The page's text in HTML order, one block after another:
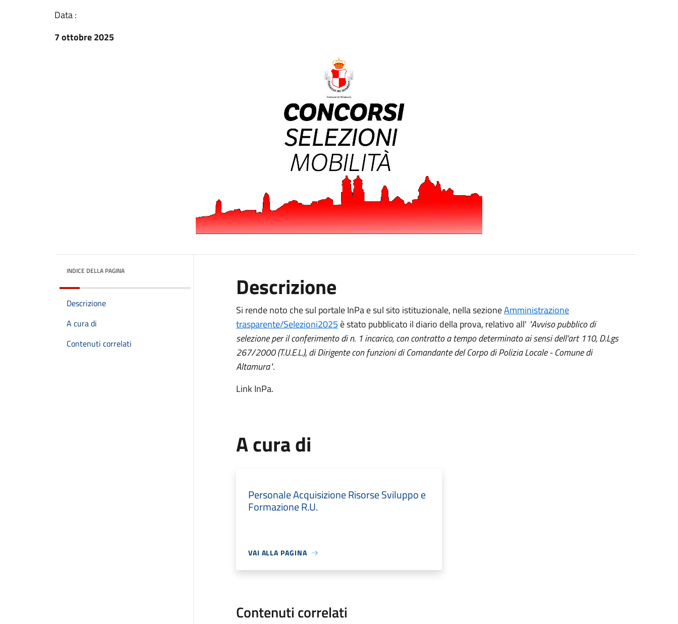
Data :
7 ottobre 2025
INDICE DELLA PAGINA
Descrizione
A cura di
Contenuti correlati
Descrizione
Si rende noto che sul portale InPa e sul sito istituzionale, nella sezioneAmministrazione
trasparente/Selezioni2025 è stato pubblicato il diario della prova, relativo all' "Avviso pubblico di
selezione per il conferimento di n. 1 incarico, con contratto a tempo determinato ai sensi dell'art 110, D.Lgs
267/2000 (T.U.E.L.), di Dirigente con funzioni di Comandante del Corpo di Polizia Locale - Comune di
Altamura".
Link InPa.
A cura di
Personale Acquisizione Risorse Sviluppo e
Formazione R.U.
VAI ALLA PAGINA
Contenuti correlati